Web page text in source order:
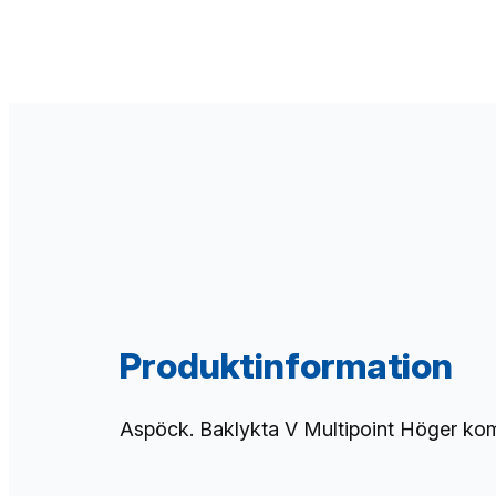
Produktinformation
Aspöck. Baklykta V Multipoint Höger